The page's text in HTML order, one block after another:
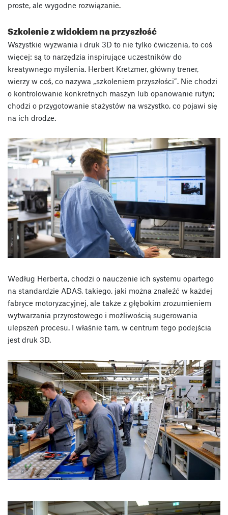
proste, ale wygodne rozwiązanie.
Szkolenie z widokiem na przyszłość
Wszystkie wyzwania i druk 3D to nie tylko ćwiczenia, to coś
więcej: są to narzędzia inspirujące uczestników do
kreatywnego myślenia. Herbert Kretzmer, główny trener,
wierzy w coś, co nazywa „szkoleniem przyszłości”. Nie chodzi
o kontrolowanie konkretnych maszyn lub opanowanie rutyn;
chodzi o przygotowanie stażystów na wszystko, co pojawi się
na ich drodze.
Według Herberta, chodzi o nauczenie ich systemu opartego
na standardzie ADAS, takiego, jaki można znaleźć w każdej
fabryce motoryzacyjnej, ale także z głębokim zrozumieniem
wytwarzania przyrostowego i możliwością sugerowania
ulepszeń procesu. I właśnie tam, w centrum tego podejścia
jest druk 3D.